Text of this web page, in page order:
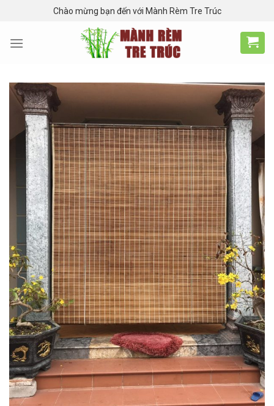
content
Chào mừng bạn đến với Mành Rèm Tre Trúc